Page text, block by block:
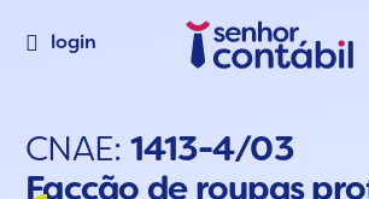
login
CNAE: 1413-4/03
Facção de roupas